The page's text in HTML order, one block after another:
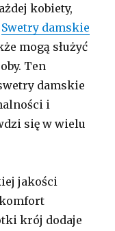
kobiety,
Swetry damskie
mogą służyć
Ten
damskie
i
się w wielu
jakości
krój dodaje